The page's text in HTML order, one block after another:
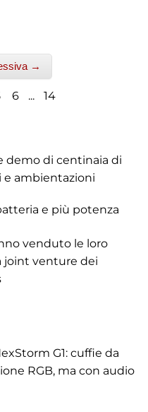
→
6 ... 14
demo di centinaia di
ambientazioni
e più potenza
venduto le loro
joint venture dei
G1: cuffie da
RGB, ma con audio